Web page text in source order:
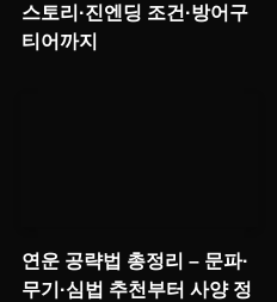
스토리·진엔딩 조건·방어구
티어까지
연운 공략법 총정리 – 문파·
무기·심법 추천부터 사양 정